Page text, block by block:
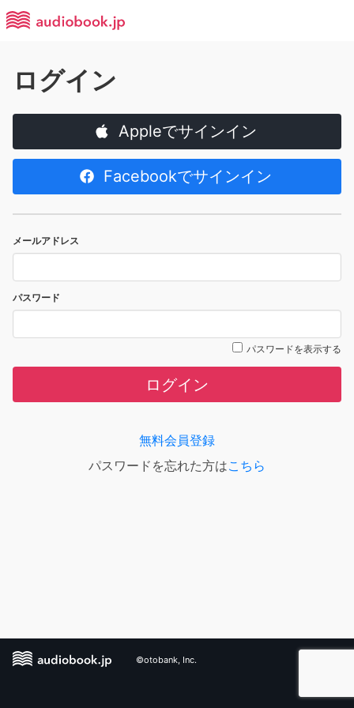
ログイン
Appleでサインイン
Facebookでサインイン
メールアドレス
パスワード
パスワードを表示する
ログイン
無料会員登録
パスワードを忘れた方はこちら
©otobank, Inc.